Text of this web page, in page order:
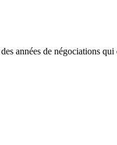
années de négociations